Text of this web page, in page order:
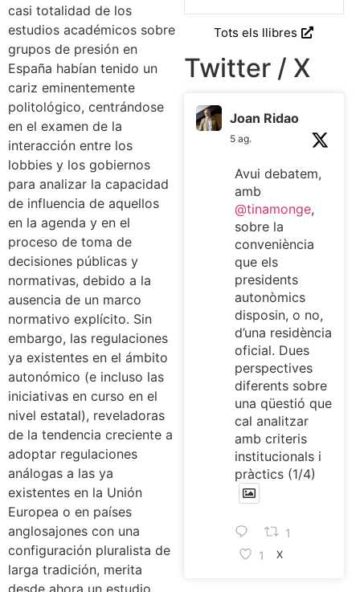
casi totalidad de los
estudios académicos sobre
grupos de presión en
España habían tenido un
cariz eminentemente
politológico, centrándose
en el examen de la
interacción entre los
lobbies y los gobiernos
para analizar la capacidad
de influencia de aquellos
en la agenda y en el
proceso de toma de
decisiones públicas y
normativas, debido a la
ausencia de un marco
normativo explícito. Sin
embargo, las regulaciones
ya existentes en el ámbito
autonómico (e incluso las
iniciativas en curso en el
nivel estatal), reveladoras
de la tendencia creciente a
adoptar regulaciones
análogas a las ya
existentes en la Unión
Europea o en países
anglosajones con una
configuración pluralista de
larga tradición, merita
desde ahora un estudio
Tots els llibres
Twitter / X
Joan Ridao
5 ag.
Avui debatem,
amb
@tinamonge,
sobre la
conveniència
que els
presidents
autonòmics
disposin, o no,
d’una residència
oficial. Dues
perspectives
diferents sobre
una qüestió que
cal analitzar
amb criteris
institucionals i
pràctics (1/4)
1
1
X